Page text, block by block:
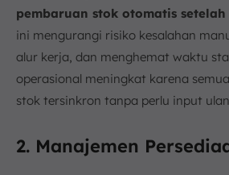
pembaruan stok otomatis
ini mengurangi risiko kesalahan
alur kerja, dan menghemat waktu
operasional meningkat karena
stok tersinkron tanpa perlu input
2. Manajemen